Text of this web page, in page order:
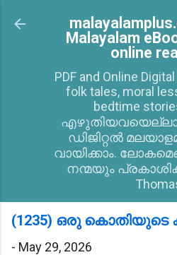
Skip to main
Malayalam
online
PDF and Online
folk tales, moral
bedtime
ഡിജിറ്റൽ
വായിക്കാം.
നന്മയും
(1235) ഒരു കൊതിയുടെ
- May 29, 2026